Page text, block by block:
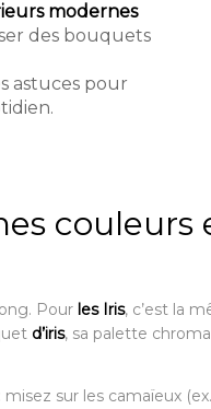
modernes
des bouquets
astuces pour
couleurs
Pour les Iris, c’est la
d’iris, sa palette
sur les camaïeux